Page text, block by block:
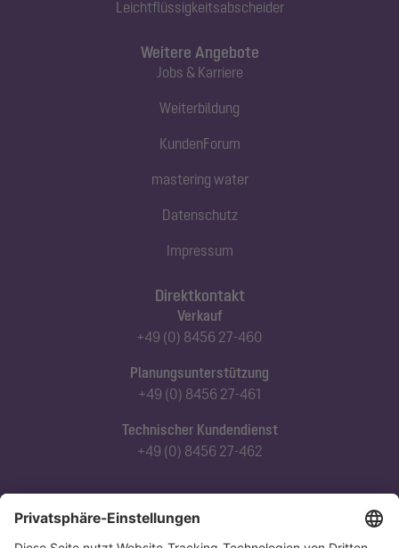
Leichtflüssigkeitsabscheider
Direktkontakt
Verkauf
+49 (0) 8456 27-460
Planungsunterstützung
+49 (0) 8456 27-461
Technischer Kundendienst
+49 (0) 8456 27-462
Abonnieren Sie unseren Newsletter
Jetzt anmelden
Weitere Angebote
Jobs & Karriere
Weiterbildung
KundenForum
mastering water
Datenschutz
Impressum